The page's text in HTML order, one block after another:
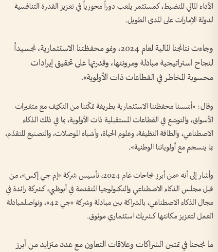
الأداء المالي المنضبط، كمستثمر يلعب دوراً محورياً في تعزيز القدرة التنافسية
لدولة الإمارات على المدى الطويل.
وجاءت نتائجنا المالية لعام 2024، ونمو محفظتنا الاستثمارية، تجسيداً
لنجاح استراتيجية مبادلة ومرونتها، وقدرتها على تحقيق إيرادات
محسوبة المخاطر في القطاعات ذات الأولوية».
وقال: «أسّسنا محفظتنا الاستثمارية بطريقة تمكّننا من التكيّف مع متغيرات
الأسواق، والتوسّع في القطاعات المستقبلية ذات الأولوية، بما في ذلك الذكاء
الاصطناعي، والطاقة النظيفة، وعلوم الحياة، وأشباه الموصلات، والتصنيع المتقدّم،
بما ينسجم مع أولوياتنا الوطنية».
وأشار إلى أنه «من أبرز نجاحات عام 2024، تأسيس شركة «إم جي إكس»، من
قبل مجلس الذكاء الاصطناعي والتكنولوجيا المتقدمة في أبوظبي، كشركة رائدة في
مجال الذكاء الاصطناعي، بالشراكة بين مبادلة وشركة «جي 42»، وتواصلمبادلة
العمل لتعزيز مكانتها كشريك استثماري موثوق.
ما نجحنا في تمتين الشراكات وعلاقات التعاون مع عدد متزايد من أبرز